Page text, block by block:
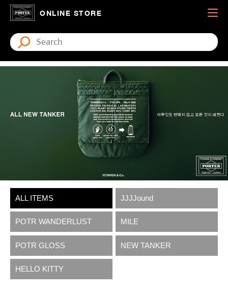
ONLINE STORE
ALL ITEMS JJJJound
POTR WANDERLUST MILE
POTR GLOSS NEW TANKER
HELLO KITTY